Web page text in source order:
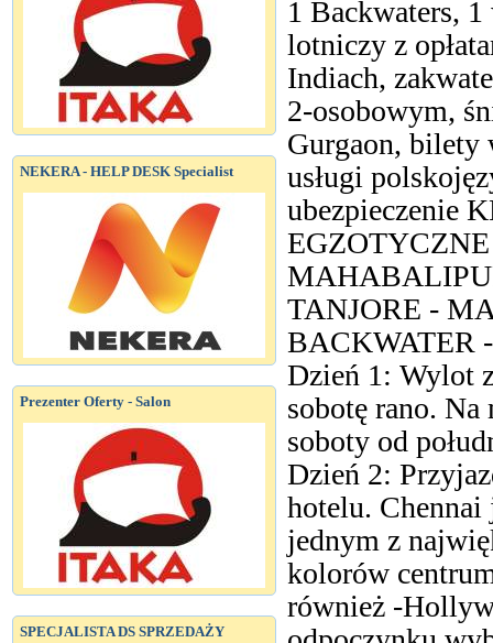
NEKERA - HELP DESK Specialist
Prezenter Oferty - Salon
SPECJALISTA DS SPRZEDAŻY
1 Backwaters,
lotniczy z
Indiach,
2-osobowym,
Gurgaon, bilety
usługi
ubezpieczenie
TANJORE -
BACKWATER
Dzień 1: Wylot
sobotę rano.
soboty od
Dzień 2:
hotelu. Chennai
jednym z
kolorów
również -